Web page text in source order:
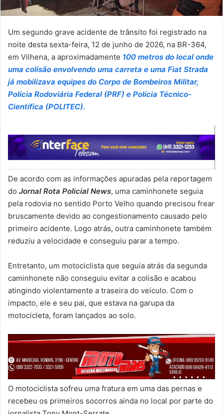
Um segundo grave acidente de trânsito foi registrado na
noite desta sexta-feira, 12 de junho de 2026, na BR-364,
em Vilhena, a aproximadamente 100 metros do local onde
uma colisão envolvendo uma carreta e uma Fiat Strada
já mobilizava equipes do Corpo de Bombeiros Militar,
Polícia Rodoviária Federal (PRF) e Polícia Técnico-
Científica (POLITEC).
De acordo com as informações apuradas pela reportagem
do Jornal Rota Policial News, uma caminhonete seguia
pela rodovia no sentido Porto Velho quando precisou frear
bruscamente devido ao congestionamento causado pelo
primeiro acidente. Logo atrás, outra caminhonete também
reduziu a velocidade e conseguiu parar a tempo.
Entretanto, um motociclista que seguia atrás da segunda
caminhonete não conseguiu evitar a colisão e acabou
atingindo violentamente a traseira do veículo. Com o
impacto, ele e seu pai, que estava na garupa da
motocicleta, foram lançados ao solo.
O motociclista sofreu uma fratura em uma das pernas e
recebeu os primeiros socorros ainda no local por parte do